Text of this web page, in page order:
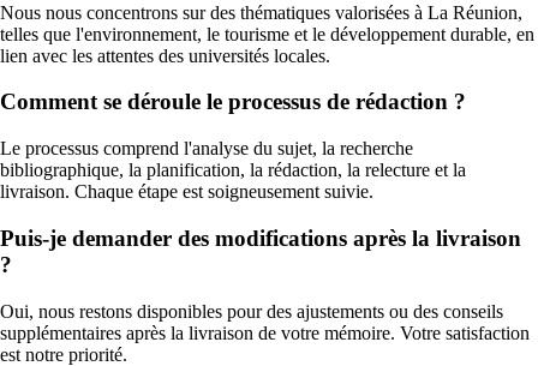
Nous nous concentrons sur des thématiques valorisées à La Réunion,
telles que l'environnement, le tourisme et le développement durable, en
lien avec les attentes des universités locales.
Comment se déroule le processus de rédaction ?
Le processus comprend l'analyse du sujet, la recherche
bibliographique, la planification, la rédaction, la relecture et la
livraison. Chaque étape est soigneusement suivie.
Puis-je demander des modifications après la livraison
?
Oui, nous restons disponibles pour des ajustements ou des conseils
supplémentaires après la livraison de votre mémoire. Votre satisfaction
est notre priorité.